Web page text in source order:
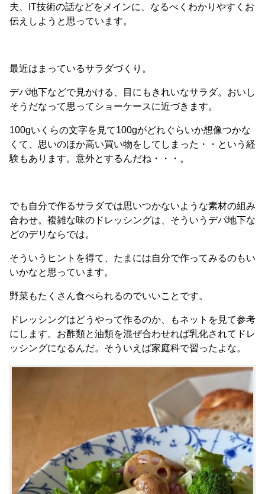
夫、IT技術の話などをメインに、なるべくわかりやすくお
伝えしようと思っています。
最近はまっているサラダづくり。
デパ地下などで見かける、目にもきれいなサラダ。おいし
そうだなって思ってショーケースに近づきます。
100gいくらの文字を見て100gがどれぐらいか想像つかな
くて、思いのほか高い買い物をしてしまった・・という経
験もあります。意外とするんだね・・・。
でも自分で作るサラダでは思いつかないような素材の組み
合わせ。複雑な味のドレッシングは、そういうデパ地下な
どのデリならでは。
そういうヒントを得て、たまには自分で作ってみるのもい
いかなと思っています。
野菜もたくさん食べられるのでいいことです。
ドレッシングはどうやって作るのか、もネットを見て参考
にします。お酢類と油類を混ぜ合わせれば乳化されてドレ
ッシングになるんだ。そういえば家庭科で習ったよな。